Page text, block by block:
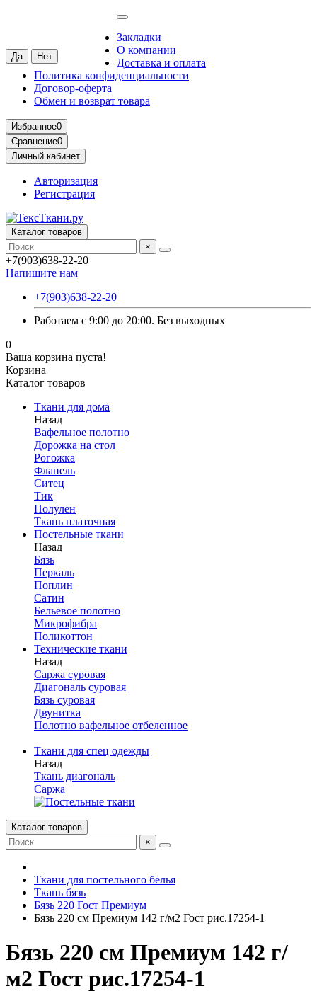
Закладки
О компании
Доставка и оплата
Политика конфиденциальности
Договор-оферта
Обмен и возврат товара
Избранное0
Сравнение0
Личный кабинет
Авторизация
Регистрация
Каталог товаров
×
+7(903)638-22-20
Напишите нам
+7(903)638-22-20
Работаем с 9:00 до 20:00. Без выходных
0
Ваша корзина пуста!
Корзина
Каталог товаров
Ткани для дома
Назад
Вафельное полотно
Дорожка на стол
Рогожка
Фланель
Ситец
Тик
Полулен
Ткань платочная
Постельные ткани
Назад
Бязь
Перкаль
Поплин
Сатин
Бельевое полотно
Микрофибра
Поликоттон
Технические ткани
Назад
Саржа суровая
Диагональ суровая
Бязь суровая
Двунитка
Полотно вафельное отбеленное
Ткани для спец одежды
Назад
Ткань диагональ
Саржа
Каталог товаров
×
Ткани для постельного белья
Ткань бязь
Бязь 220 Гост Премиум
Бязь 220 см Премиум 142 г/м2 Гост рис.17254-1
Бязь 220 см Премиум 142 г/
м2 Гост рис.17254-1